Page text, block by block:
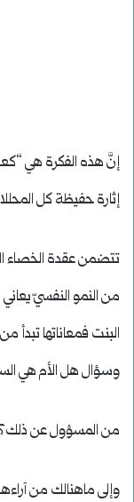
إنَّ هذه الفكرة هي
إثارة حفيظة كل
تتضمن عقدة الخصاء
من النمو النفسيّ
البنت فمعاناتها تبدأ
وسؤال هل الأم هي
من المسؤول عن
وإلى ماهنالك من